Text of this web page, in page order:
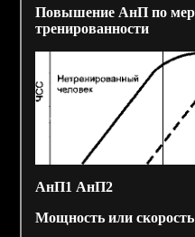
Повышение АнП по
тренированности
АнП1 АнП2
Мощность или скорость